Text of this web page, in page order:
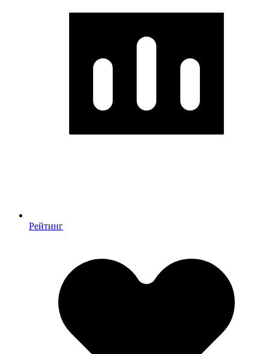
Рейтинг